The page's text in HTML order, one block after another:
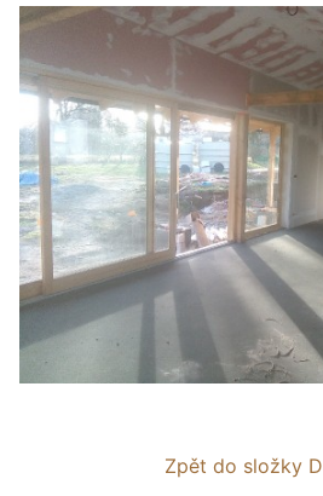
Zpět do složky